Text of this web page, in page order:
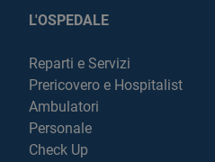
L'OSPEDALE
Reparti e Servizi
Prericovero e Hospitalist
Ambulatori
Personale
Check Up